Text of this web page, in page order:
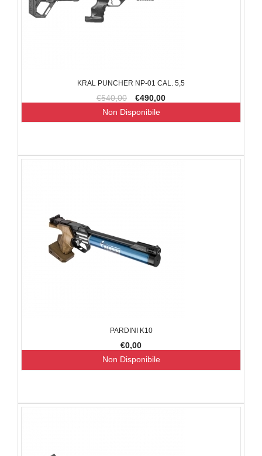
KRAL PUNCHER NP-01 CAL. 5,5
€540,00
€490,00
Non Disponibile
PARDINI K10
€0,00
Non Disponibile